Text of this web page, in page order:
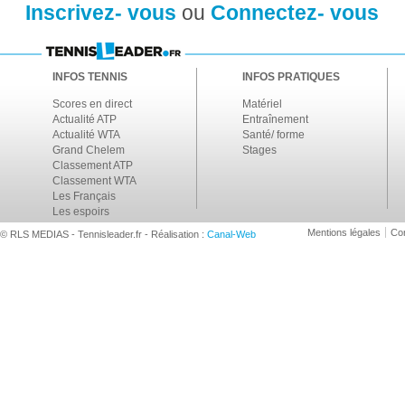
Inscrivez- vous ou Connectez- vous
INFOS TENNIS
Scores en direct
Actualité ATP
Actualité WTA
Grand Chelem
Classement ATP
Classement WTA
Les Français
Les espoirs
INFOS PRATIQUES
Matériel
Entraînement
Santé/ forme
Stages
© RLS MEDIAS - Tennisleader.fr - Réalisation : Canal-Web Mentions légales